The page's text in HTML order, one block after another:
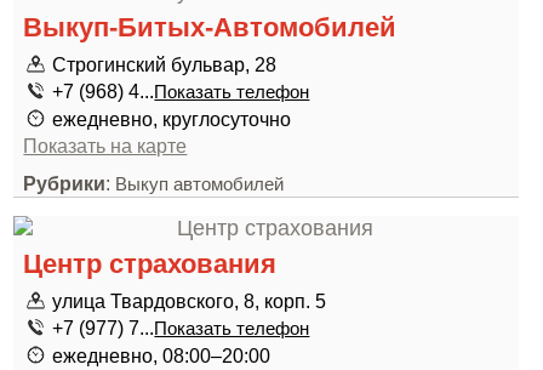
Выкуп-Битых-Автомобилей
Строгинский бульвар, 28
+7 (968) 4...Показать телефон
ежедневно, круглосуточно
Показать на карте
Рубрики: Выкуп автомобилей
Центр страхования
улица Твардовского, 8, корп. 5
+7 (977) 7...Показать телефон
ежедневно, 08:00–20:00